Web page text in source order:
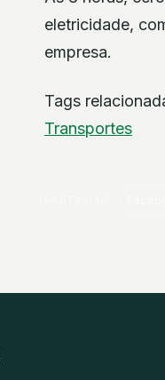
eletricidade,
empresa.
Tags
Transportes